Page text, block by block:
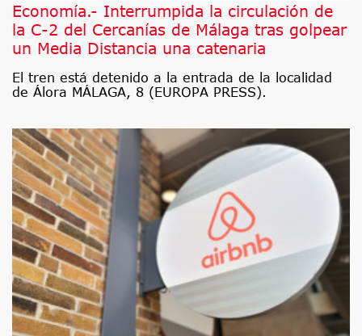
Economía.- Interrumpida la circulación de
la C-2 del Cercanías de Málaga tras golpear
un Media Distancia una catenaria
El tren está detenido a la entrada de la localidad
de Álora MÁLAGA, 8 (EUROPA PRESS).